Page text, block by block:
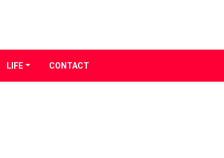
LIFE CONTACT